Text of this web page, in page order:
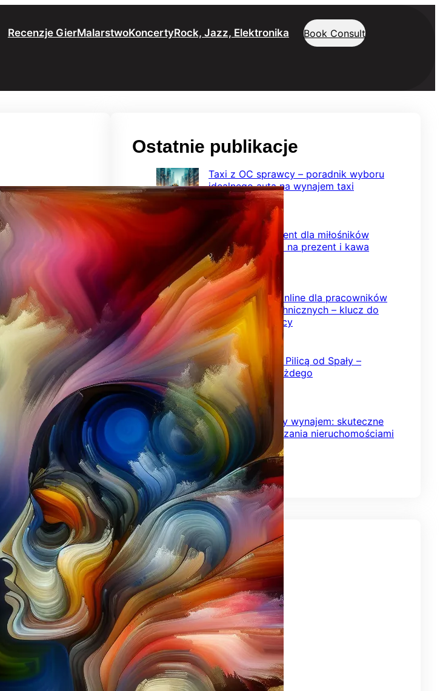
Recenzje GierMalarstwoKoncertyRock, Jazz, Elektronika Book Consult
Ostatnie publikacje
Taxi z OC sprawcy – poradnik wyboru
idealnego auta na wynajem taxi
2026-02-08
Wyjątkowy prezent dla miłośników
smaku – herbata na prezent i kawa
ziarnista
2026-02-08
Szkolenia BHP online dla pracowników
inżynieryjno-technicznych – klucz do
bezpiecznej pracy
2026-02-03
Kajakowy spływ Pilicą od Spały –
przygoda dla każdego
2026-01-24
Krótkoterminowy wynajem: skuteczne
strategie zarządzania nieruchomościami
2026-01-18
Kategorie
abstrakcyjny(57)
Artystyczne doznania(7)
dla dzieci(7)
Edukacyjne Zabawki(11)
Koncerty(10)
Kreatywne rozgrywki(4)
Malarstwo(9)
muzyczne(10)